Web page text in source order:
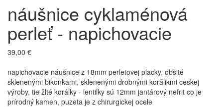
náušnice cyklaménová
perleť - napichovacie
39,00 €
napichovacie náušnice z 18mm perletovej placky, obšité
sklenenými bikonkami, sklenenými drobnými korálikmi ceskej
výroby, tie žlté korálky - lentilky sú 12mm jantárový nefrit co je
prírodný kamen, puzeta je z chirurgickej ocele